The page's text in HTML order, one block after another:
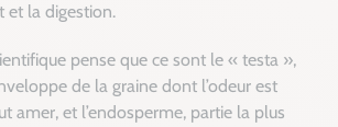
et la digestion.
pense que ce sont le « testa »,
de la graine dont l’odeur est
amer, et l’endosperme, partie la plus